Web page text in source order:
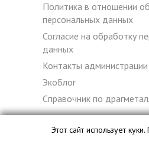
Политика в отношении
персональных данных
Согласие на обработку
данных
Контакты администрации
ЭкоБлог
Справочник по
Этот сайт использует